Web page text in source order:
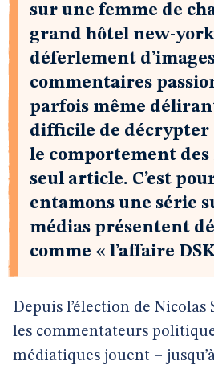
sur une femme de
grand hôtel new-
déferlement
commentaires
parfois même
difficile de décrypter
le comportement des
seul article. C’est
entamons une série
médias présentent
comme « l’affaire
Depuis l’élection de Nicolas
les commentateurs
médiatiques jouent –